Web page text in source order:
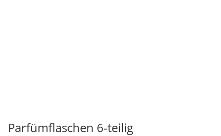
Parfümflaschen 6-teilig